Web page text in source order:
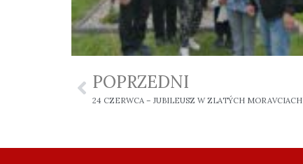
POPRZEDNI
24 CZERWCA – JUBILEUSZ W ZLATÝCH MORAVCIACH